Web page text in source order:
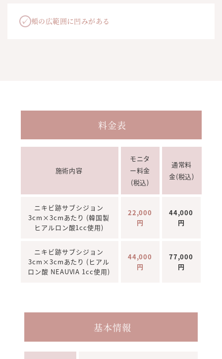
✓頬の広範囲に凹みがある
料金表
施術内容
モニタ
ー料金
(税込)
通常料
金(税込)
ニキビ跡サブシジョン
3cm×3cmあたり (韓国製
ヒアルロン酸1cc使用)
22,000
円
44,000
円
ニキビ跡サブシジョン
3cm×3cmあたり (ヒアル
ロン酸 NEAUVIA 1cc使用)
44,000
円
77,000
円
基本情報